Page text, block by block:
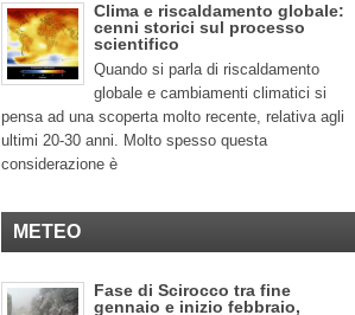
Clima e riscaldamento globale:
cenni storici sul processo
scientifico
Quando si parla di riscaldamento
globale e cambiamenti climatici si
pensa ad una scoperta molto recente, relativa agli
ultimi 20-30 anni. Molto spesso questa
considerazione è
METEO
Fase di Scirocco tra fine
gennaio e inizio febbraio,